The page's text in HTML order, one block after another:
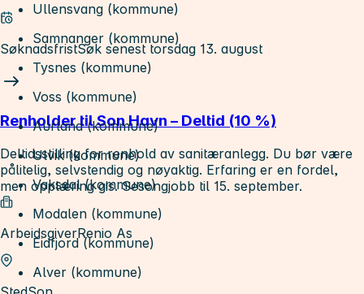
Ullensvang (kommune)
Samnanger (kommune)
Tysnes (kommune)
Voss (kommune)
Aurland (kommune)
Ulvik (kommune)
Vaksdal (kommune)
Modalen (kommune)
Eidfjord (kommune)
Alver (kommune)
SøknadsfristSøk senest torsdag 13. august
Renholder til Son Havn – Deltid (10 %)
Deltidsstilling for renhold av sanitæranlegg. Du bør være
pålitelig, selvstendig og nøyaktig. Erfaring er en fordel,
men opplæring gis. Sesongjobb til 15. september.
ArbeidsgiverRenio As